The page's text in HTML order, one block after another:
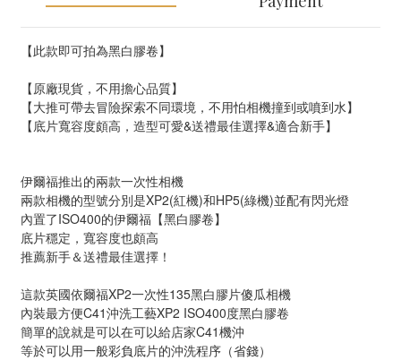
【此款即可拍為黑白膠卷】
【原廠現貨，不用擔心品質】
【大推可帶去冒險探索不同環境，不用怕相機撞到或噴到水】
【底片寬容度頗高，造型可愛&送禮最佳選擇&適合新手】
伊爾福推出的兩款一次性相機
兩款相機的型號分別是XP2(紅機)和HP5(綠機)並配有閃光燈
內置了ISO400的伊爾福【黑白膠卷】
底片穩定，寬容度也頗高
推薦新手＆送禮最佳選擇！
這款英國依爾福XP2一次性135黑白膠片傻瓜相機
內裝最方便C41沖洗工藝XP2 ISO400度黑白膠卷
簡單的說就是可以在可以給店家C41機沖
等於可以用一般彩負底片的沖洗程序（省錢）